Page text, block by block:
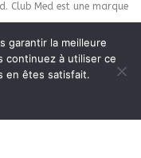
Club Med est une marque
garantir la meilleure
continuez à utiliser ce
en êtes satisfait.